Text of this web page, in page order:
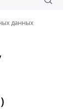
данных